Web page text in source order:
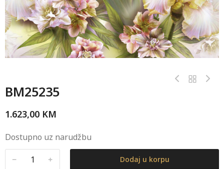
BM25235
1.623,00 KM
Dostupno uz narudžbu
﹣ ﹢ Dodaj u korpu